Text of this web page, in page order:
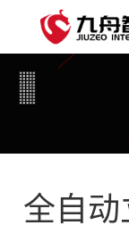
全自